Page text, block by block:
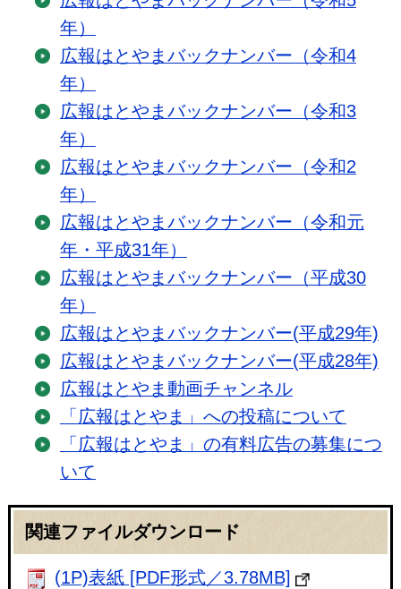
年）
広報はとやまバックナンバー（令和4
年）
広報はとやまバックナンバー（令和3
年）
広報はとやまバックナンバー（令和2
年）
広報はとやまバックナンバー（令和元
年・平成31年）
広報はとやまバックナンバー（平成30
年）
広報はとやまバックナンバー(平成29年)
広報はとやまバックナンバー(平成28年)
広報はとやま動画チャンネル
「広報はとやま」への投稿について
「広報はとやま」の有料広告の募集につ
いて
関連ファイルダウンロード
(1P)表紙 [PDF形式／3.78MB]